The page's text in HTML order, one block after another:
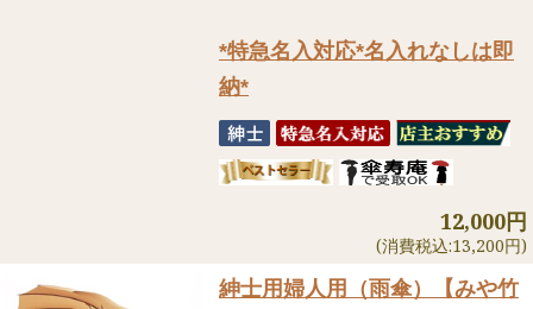
*特急名入対応*名入れなしは即
納*
12,000円
(消費税込:13,200円)
紳士用婦人用（雨傘）
【みや竹